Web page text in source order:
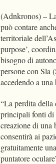
(Adnkronos) –
può contare
territoriale
purpose’,
bisogno di
persone con Sla
accedendo a
“La perdita della
principali fonti di
creazione di una
consentirà ai
gratuitamente
puntatore